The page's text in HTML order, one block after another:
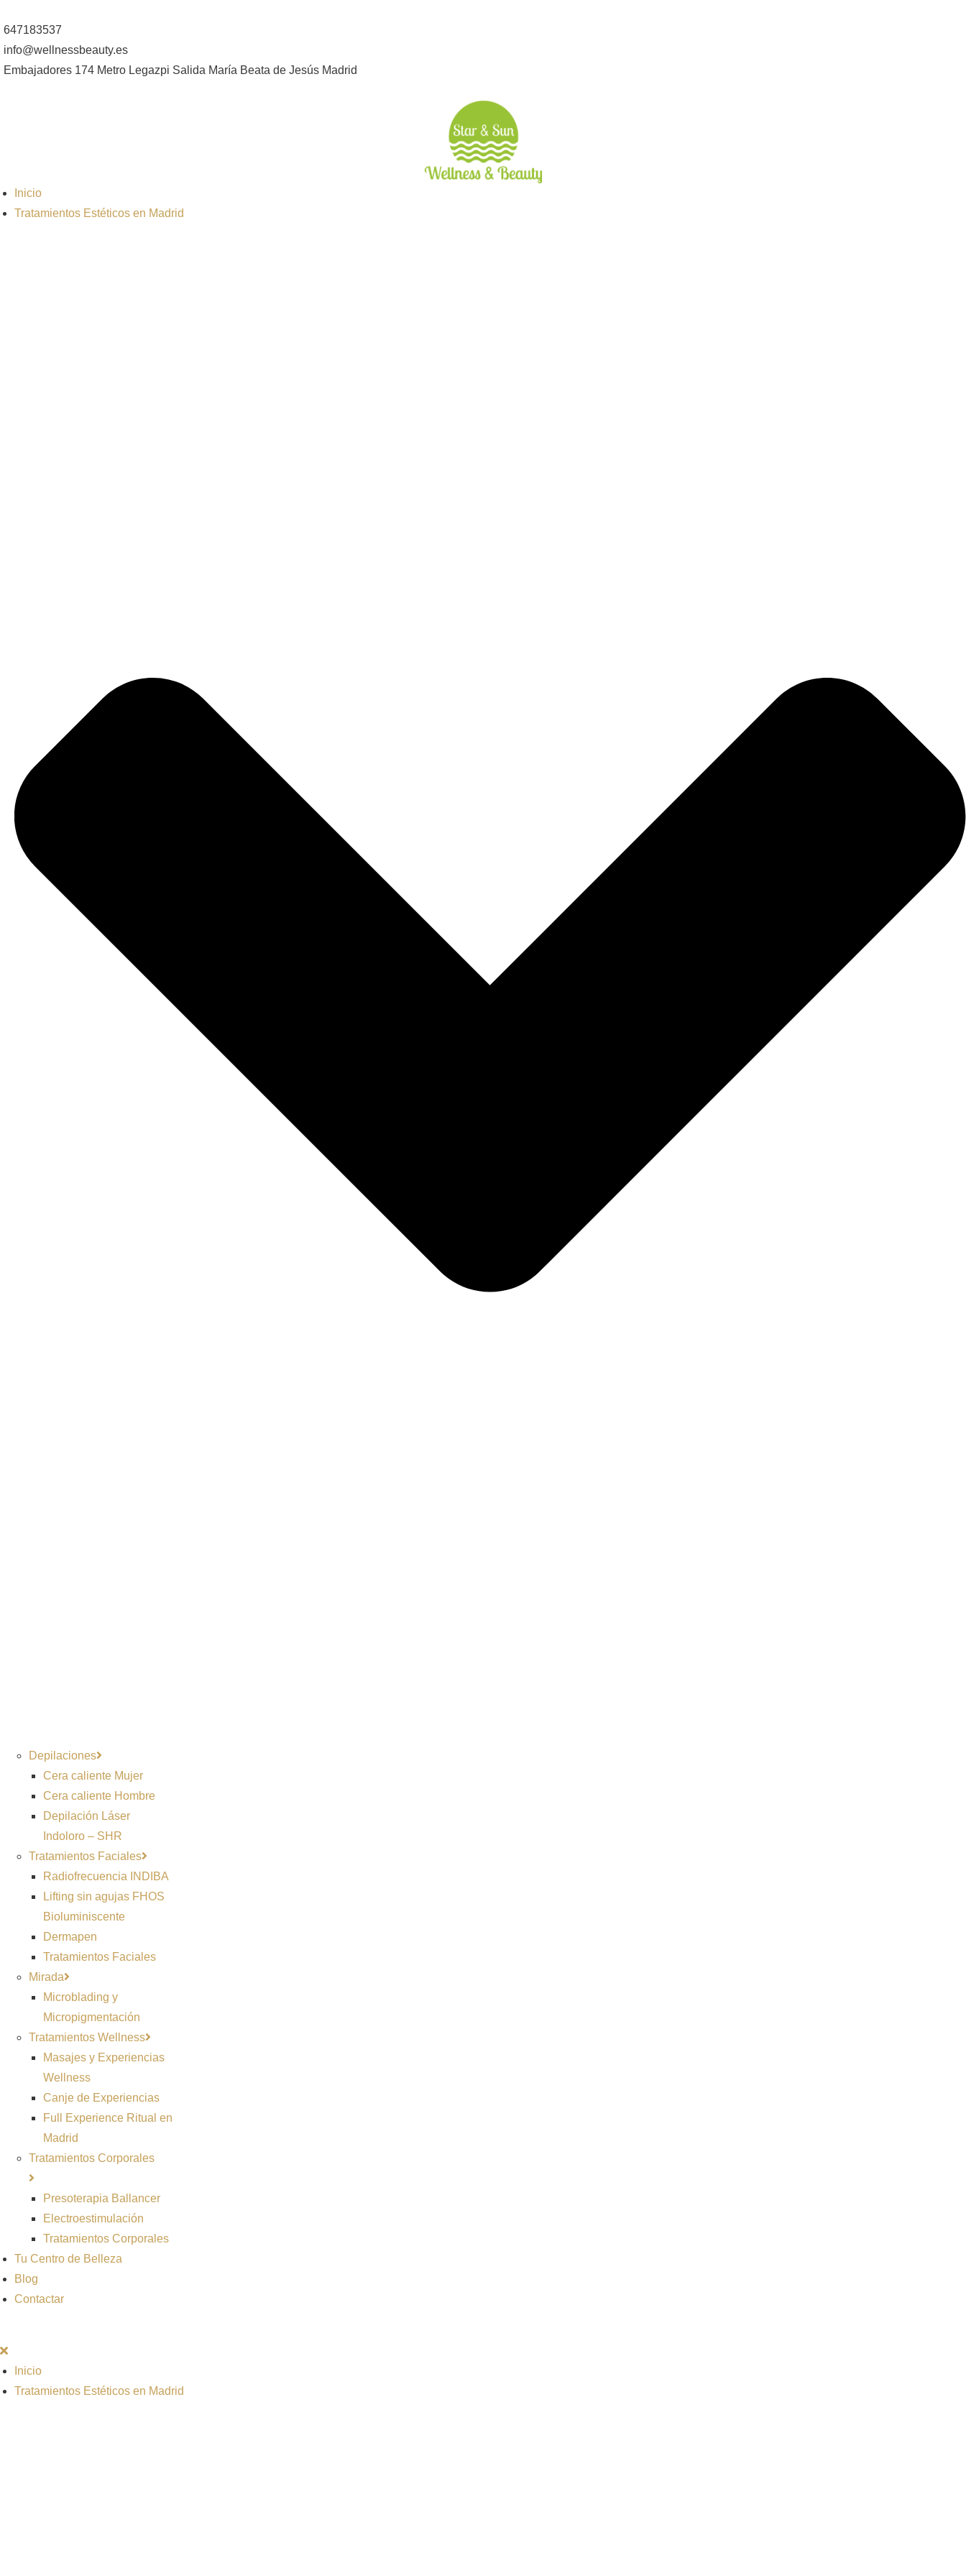
647183537
info@wellnessbeauty.es
Embajadores 174 Metro Legazpi Salida María Beata de Jesús Madrid
Inicio
Tratamientos Estéticos en Madrid
Depilaciones
Cera caliente Mujer
Cera caliente Hombre
Depilación Láser
Indoloro – SHR
Tratamientos Faciales
Radiofrecuencia INDIBA
Lifting sin agujas FHOS
Bioluminiscente
Dermapen
Tratamientos Faciales
Mirada
Microblading y
Micropigmentación
Tratamientos Wellness
Masajes y Experiencias
Wellness
Canje de Experiencias
Full Experience Ritual en
Madrid
Tratamientos Corporales
Presoterapia Ballancer
Electroestimulación
Tratamientos Corporales
Tu Centro de Belleza
Blog
Contactar
Inicio
Tratamientos Estéticos en Madrid